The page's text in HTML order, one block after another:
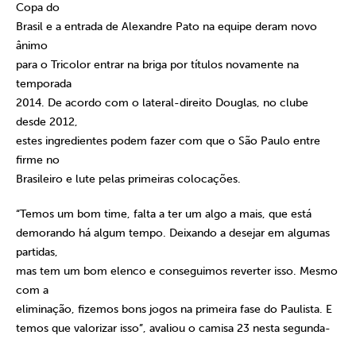
Copa do
Brasil e a entrada de Alexandre Pato na equipe deram novo
ânimo
para o Tricolor entrar na briga por títulos novamente na
temporada
2014. De acordo com o lateral-direito Douglas, no clube
desde 2012,
estes ingredientes podem fazer com que o São Paulo entre
firme no
Brasileiro e lute pelas primeiras colocações.
“Temos um bom time, falta a ter um algo a mais, que está
demorando há algum tempo. Deixando a desejar em algumas
partidas,
mas tem um bom elenco e conseguimos reverter isso. Mesmo
com a
eliminação, fizemos bons jogos na primeira fase do Paulista. E
temos que valorizar isso”, avaliou o camisa 23 nesta segunda-